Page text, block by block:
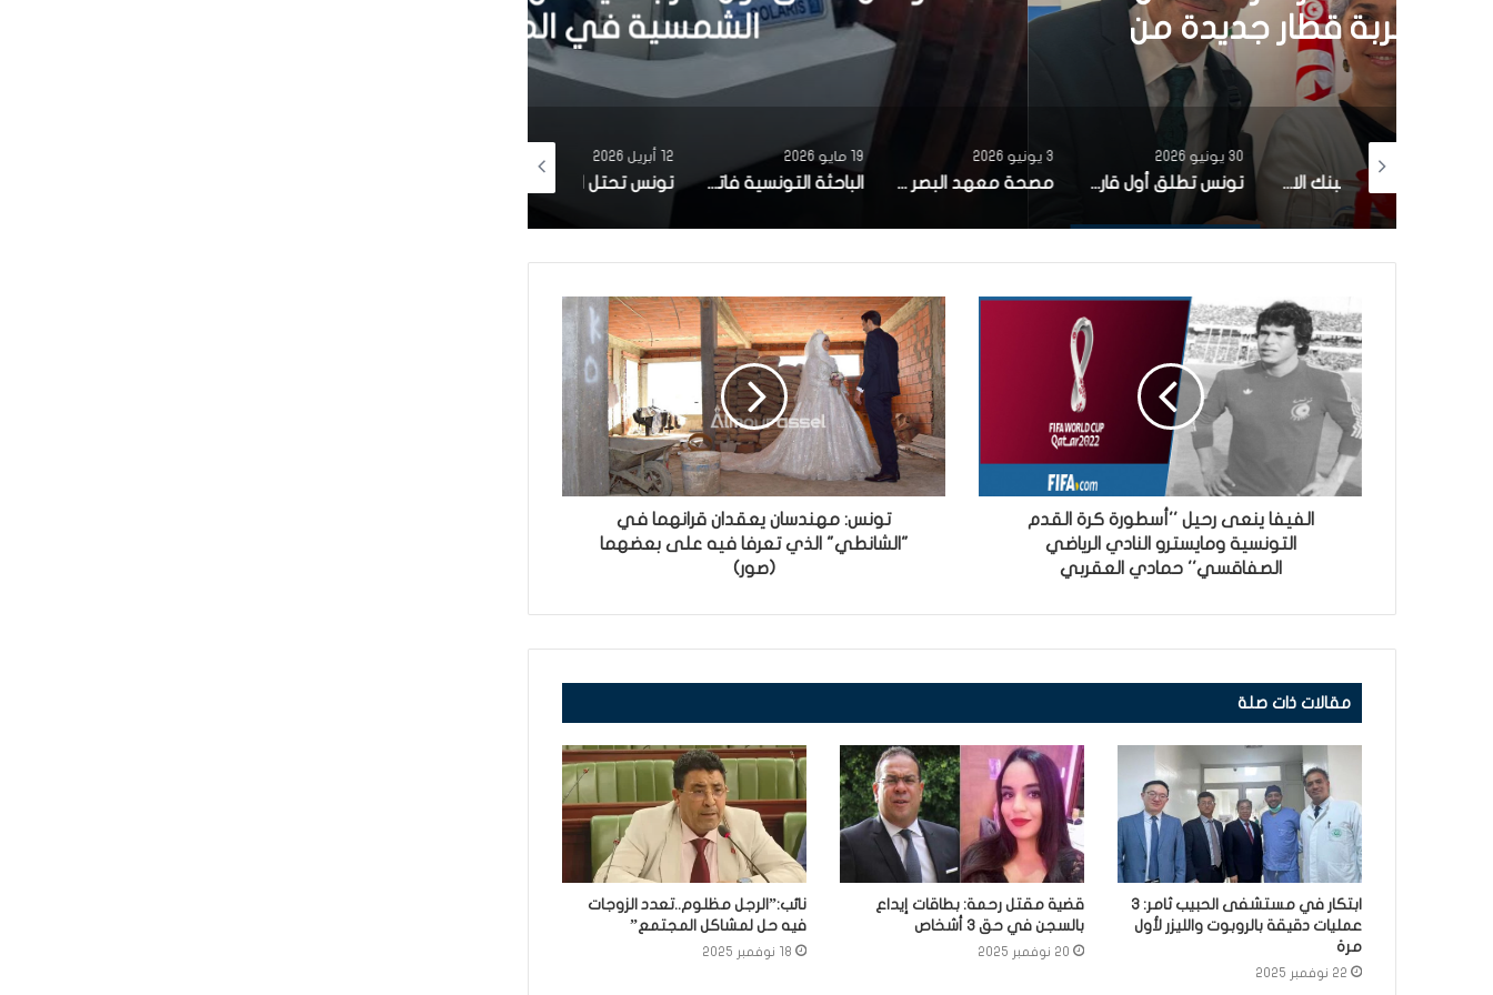
الشمسية في المتوسط
تونس تطلق أول قارب صيد كهربائي يعمل بالطاقة الشمسية في المتوسط مصحة معهد البصر والشبكية بالبحيرة 1 تقوم باجراء اكثر من 50 عملية جراحية لازالة الماء الابيض مجانا لفائدة عدد من اهالي قفصة الباحثة التونسية فاتن المولدي تنجح في الحصول على براءة اختراع في الولايات المتحدة الأمريكية، وذلك بعد ابتكارها محركاً هجيناً ثورياً تونس تحتل المرتبة الاولى افريقيا من حيث عدد النساء المطورات للبرمجيات
الفيفا ينعى رحيل ''أسطورة كرة القدم
التونسية ومايسترو النادي الرياضي
الصفاقسي'' حمادي العقربي
تونس: مهندسان يعقدان قرانهما في
"الشانطي" الذي تعرفا فيه على بعضهما
(صور)
مقالات ذات صلة
ابتكار في مستشفى الحبيب ثامر: 3
عمليات دقيقة بالروبوت والليزر لأول
مرة
22 نوفمبر 2025
قضية مقتل رحمة: بطاقات إيداع
بالسجن في حق 3 أشخاص
20 نوفمبر 2025
نائب:”الرجل مظلوم..تعدد الزوجات
فيه حل لمشاكل المجتمع”
18 نوفمبر 2025